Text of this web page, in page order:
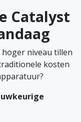
Catalyst
niveau tillen
kosten